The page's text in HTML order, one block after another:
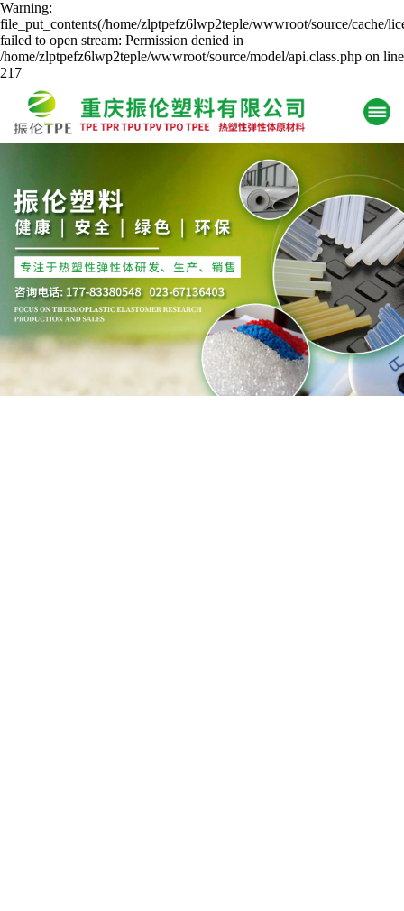
Warning:
file_put_contents(/home/zlptpefz6lwp2teple/wwwroot/source/cache/
failed to open stream: Permission denied in
/home/zlptpefz6lwp2teple/wwwroot/source/model/api.class.php on line
217